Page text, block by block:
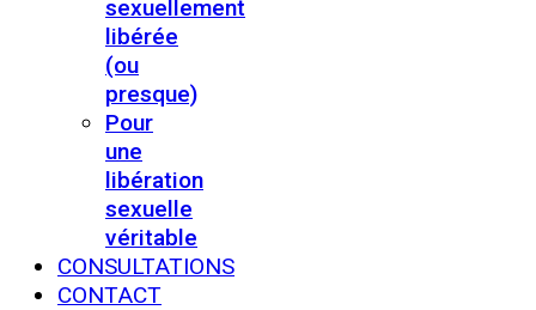
sexuellement
libérée
(ou
presque)
Pour
une
libération
sexuelle
véritable
CONSULTATIONS
CONTACT